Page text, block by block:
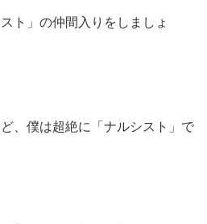
ト」の仲間入りをしましょ
、僕は超絶に「ナルシスト」で